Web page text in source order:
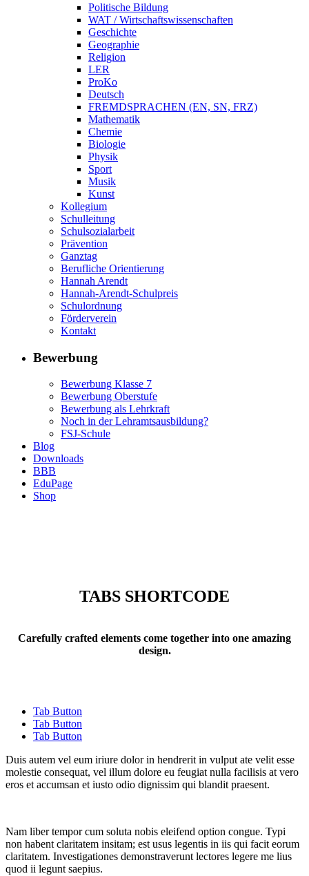
Politische Bildung
WAT / Wirtschaftswissenschaften
Geschichte
Geographie
Religion
LER
ProKo
Deutsch
FREMDSPRACHEN (EN, SN, FRZ)
Mathematik
Chemie
Biologie
Physik
Sport
Musik
Kunst
Kollegium
Schulleitung
Schulsozialarbeit
Prävention
Ganztag
Berufliche Orientierung
Hannah Arendt
Hannah-Arendt-Schulpreis
Schulordnung
Förderverein
Kontakt
Bewerbung
Bewerbung Klasse 7
Bewerbung Oberstufe
Bewerbung als Lehrkraft
Noch in der Lehramtsausbildung?
FSJ-Schule
Blog
Downloads
BBB
EduPage
Shop
TABS SHORTCODE
Carefully crafted elements come together into one amazing
design.
Tab Button
Tab Button
Tab Button
Duis autem vel eum iriure dolor in hendrerit in vulput ate velit esse
molestie consequat, vel illum dolore eu feugiat nulla facilisis at vero
eros et accumsan et iusto odio dignissim qui blandit praesent.
Nam liber tempor cum soluta nobis eleifend option congue. Typi
non habent claritatem insitam; est usus legentis in iis qui facit eorum
claritatem. Investigationes demonstraverunt lectores legere me lius
quod ii legunt saepius.